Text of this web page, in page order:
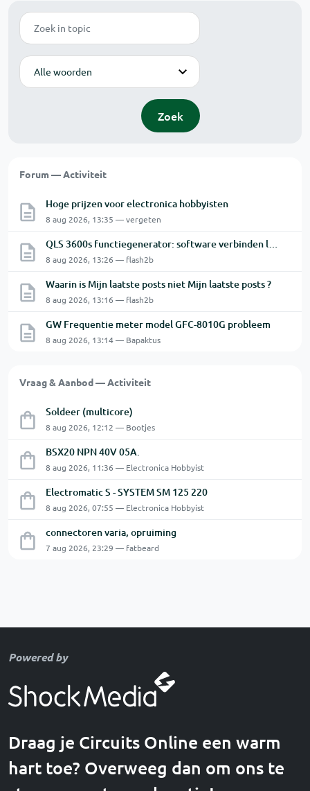
Zoek
Modus
Zoek
Forum — Activiteit
Hoge prijzen voor electronica hobbyisten
8 aug 2026, 13:35 — vergeten
QLS 3600s functiegenerator: software verbinden lukt niet.
8 aug 2026, 13:26 — flash2b
Waarin is Mijn laatste posts niet Mijn laatste posts ?
8 aug 2026, 13:16 — flash2b
GW Frequentie meter model GFC-8010G probleem
8 aug 2026, 13:14 — Bapaktus
Vraag & Aanbod — Activiteit
Soldeer (multicore)
8 aug 2026, 12:12 — Bootjes
BSX20 NPN 40V 05A.
8 aug 2026, 11:36 — Electronica Hobbyist
Electromatic S - SYSTEM SM 125 220
8 aug 2026, 07:55 — Electronica Hobbyist
connectoren varia, opruiming
7 aug 2026, 23:29 — fatbeard
Powered by
Draag je Circuits Online een warm
hart toe? Overweeg dan om ons te